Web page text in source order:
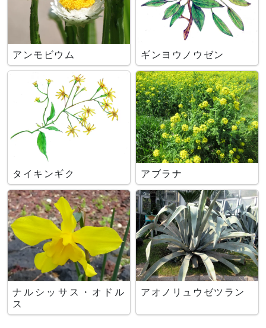
アンモビウム ギンヨウノウゼン
タイキンギク アブラナ
ナルシッサス・オドル
ス
アオノリュウゼツラン